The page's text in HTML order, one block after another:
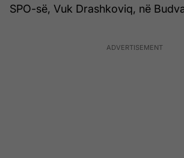
SPO-së, Vuk Drashkoviq, në